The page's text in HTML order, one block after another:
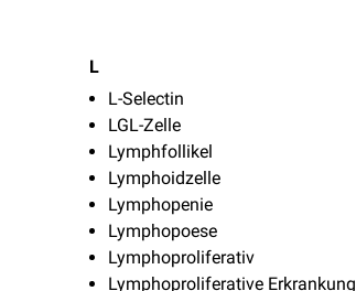
L
L-Selectin
LGL-Zelle
Lymphfollikel
Lymphoidzelle
Lymphopenie
Lymphopoese
Lymphoproliferativ
Lymphoproliferative Erkrankung